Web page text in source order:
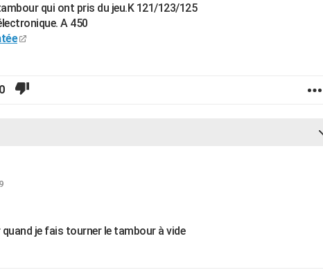
qui ont pris du jeu.K 121/123/125
A 450
0
je fais tourner le tambour à vide